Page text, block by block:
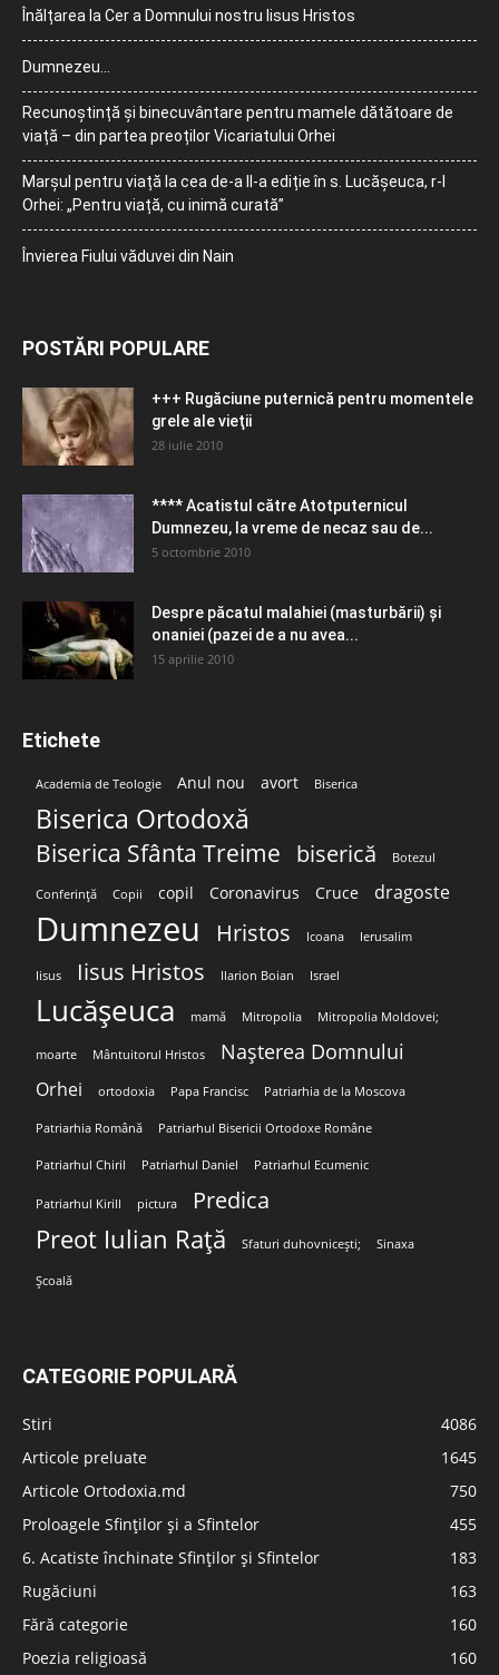
Înălțarea la Cer a Domnului nostru Iisus Hristos
Dumnezeu…
Recunoștință și binecuvântare pentru mamele dătătoare de
viață – din partea preoților Vicariatului Orhei
Marșul pentru viață la cea de-a II-a ediție în s. Lucășeuca, r-l
Orhei: „Pentru viață, cu inimă curată”
Învierea Fiului văduvei din Nain
POSTĂRI POPULARE
+++ Rugăciune puternică pentru momentele
grele ale vieţii
28 iulie 2010
**** Acatistul către Atotputernicul
Dumnezeu, la vreme de necaz sau de...
5 octombrie 2010
Despre păcatul malahiei (masturbării) şi
onaniei (pazei de a nu avea...
15 aprilie 2010
Etichete
Academia de Teologie Anul nou avort Biserica
Biserica Ortodoxă
Biserica Sfânta Treime biserică Botezul
Conferință Copii copil Coronavirus Cruce dragoste
Dumnezeu Hristos Icoana Ierusalim
Iisus Iisus Hristos Ilarion Boian Israel
Lucășeuca mamă Mitropolia Mitropolia Moldovei;
moarte Mântuitorul Hristos Nașterea Domnului
Orhei ortodoxia Papa Francisc Patriarhia de la Moscova
Patriarhia Română Patriarhul Bisericii Ortodoxe Române
Patriarhul Chiril Patriarhul Daniel Patriarhul Ecumenic
Patriarhul Kirill pictura Predica
Preot Iulian Rață Sfaturi duhovnicești; Sinaxa
Școală
CATEGORIE POPULARĂ
Stiri
4086
Articole preluate
1645
Articole Ortodoxia.md
750
Proloagele Sfinților și a Sfintelor
455
6. Acatiste închinate Sfinților și Sfintelor
183
Rugăciuni
163
Fără categorie
160
Poezia religioasă
160